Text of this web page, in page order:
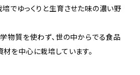
でゆっくりと生育させた味の濃い野
物質を使わず、世の中からでる食品
を中心に栽培しています。